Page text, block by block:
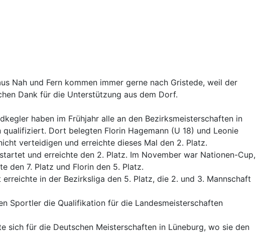
Nah und Fern kommen immer gerne nach Gristede, weil der
Dank für die Unterstützung aus dem Dorf.
haben im Frühjahr alle an den Bezirksmeisterschaften in
Dort belegten Florin Hagemann (U 18) und Leonie
verteidigen und erreichte dieses Mal den 2. Platz.
und erreichte den 2. Platz. Im November war Nationen-Cup,
den 7. Platz und Florin den 5. Platz.
in der Bezirksliga den 5. Platz, die 2. und 3. Mannschaft
Sportler die Qualifikation für die Landesmeisterschaften
sich für die Deutschen Meisterschaften in Lüneburg, wo sie den